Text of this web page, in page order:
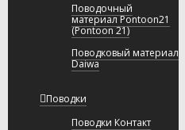
Поводочный
материал Pontoon21
(Pontoon 21)
Поводковый материал
Daiwa
Поводки
Поводки Контакт